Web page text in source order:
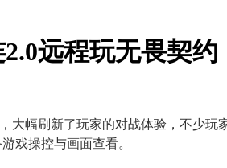
远程玩无畏契约
幅刷新了玩家的对战体验，不少
戏操控与画面查看。